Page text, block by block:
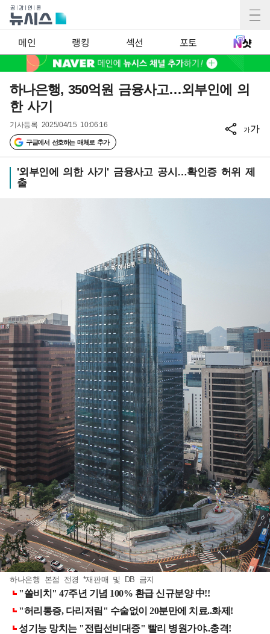
메인 랭킹 섹션 포토
하나은행, 350억원 금융사고…외부인에 의
한 사기
기사등록 2025/04/15 10:06:16
구글에서 선호하는 매체로 추가
가가
'외부인에 의한 사기' 금융사고 공시…확인증 허위 제
출
하나은행 본점 전경 *재판매 및 DB 금지